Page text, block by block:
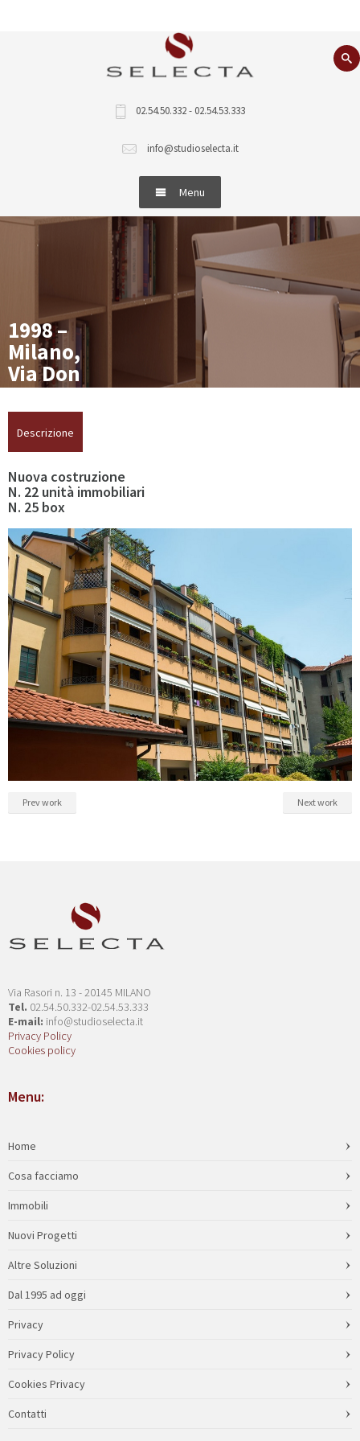
02.54.50.332 - 02.54.53.333
info@studioselecta.it
Menu
Cosa facciamo
Immobili
Dal 1995 ad oggi
1998 –
Milano,
Via Don
Bosco 20
Descrizione
Nuova costruzione
N. 22 unità immobiliari
N. 25 box
Prev work Next work
Via Rasori n. 13 - 20145 MILANO
Tel. 02.54.50.332-02.54.53.333
E-mail: info@studioselecta.it
Privacy Policy
Cookies policy
Menu:
Home
Cosa facciamo
Immobili
Nuovi Progetti
Altre Soluzioni
Dal 1995 ad oggi
Privacy
Privacy Policy
Cookies Privacy
Contatti